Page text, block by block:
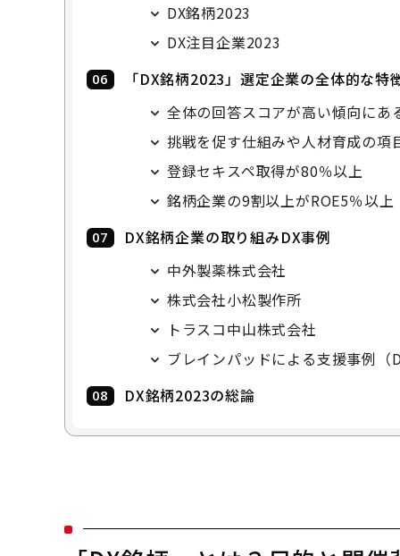
DX銘柄2023
DX注目企業2023
「DX銘柄2023」選定企業の全体的な特
全体の回答スコアが高い傾向にあ
挑戦を促す仕組みや人材育成の項
登録セキスペ取得が80％以上
銘柄企業の9割以上がROE5％以上
DX銘柄企業の取り組みDX事例
中外製薬株式会社
株式会社小松製作所
トラスコ中山株式会社
ブレインパッドによる支援事例（
DX銘柄2023の総論